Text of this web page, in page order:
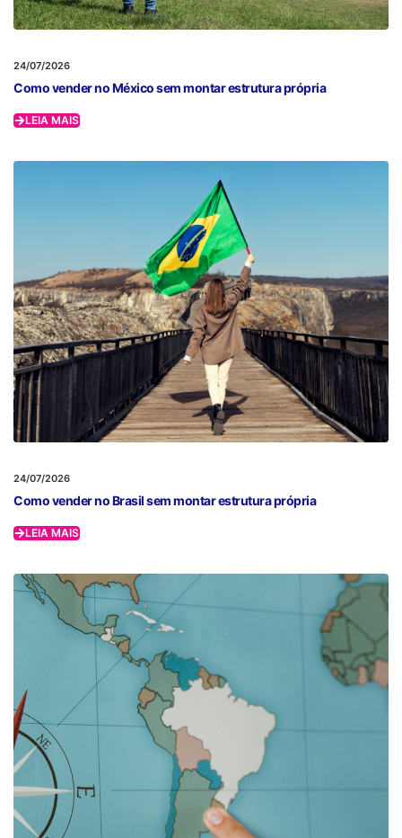
24/07/2026
Como vender no México sem montar estrutura própria
LEIA MAIS
24/07/2026
Como vender no Brasil sem montar estrutura própria
LEIA MAIS